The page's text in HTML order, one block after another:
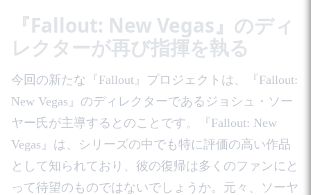
『Fallout: New Vegas』のディ
レクターが再び指揮を執る
今回の新たな『Fallout』プロジェクトは、『Fallout:
New Vegas』のディレクターであるジョシュ・ソー
ヤー氏が主導するとのことです。『Fallout: New
Vegas』は、シリーズの中でも特に評価の高い作品
として知られており、彼の復帰は多くのファンにと
って待望のものではないでしょうか。元々、ソーヤ